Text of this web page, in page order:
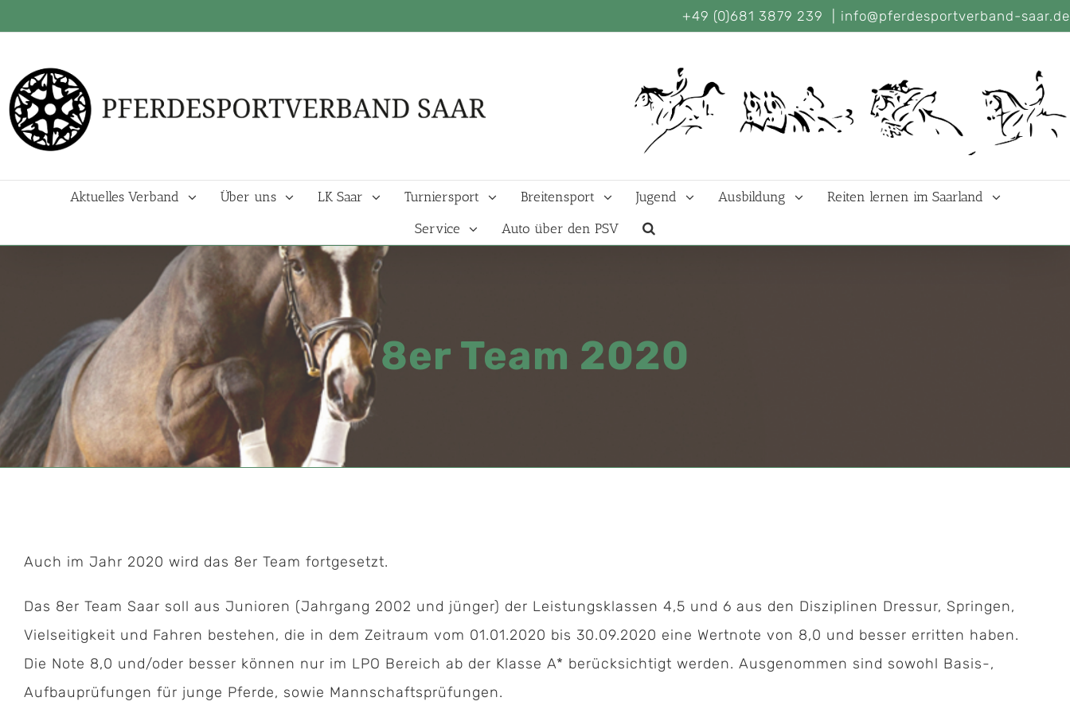
+49 (0)681 3879 239 info@pferdesportverband-saar.de
Aktuelles Verband Über uns LK Saar Turniersport Breitensport Jugend Ausbildung
Reiten lernen im Saarland
Service
Auto über den PSV
8er Team 2020
Auch im Jahr 2020 wird das 8er Team fortgesetzt.
Das 8er Team Saar soll aus Junioren (Jahrgang 2002 und jünger) der Leistungsklassen 4,5 und 6 aus den Disziplinen Dressur, Springen,
Vielseitigkeit und Fahren bestehen, die in dem Zeitraum vom 01.01.2020 bis 30.09.2020 eine Wertnote von 8,0 und besser erritten haben.
Die Note 8,0 und/oder besser können nur im LPO Bereich ab der Klasse A* berücksichtigt werden. Ausgenommen sind sowohl Basis-,
Aufbauprüfungen für junge Pferde, sowie Mannschaftsprüfungen.